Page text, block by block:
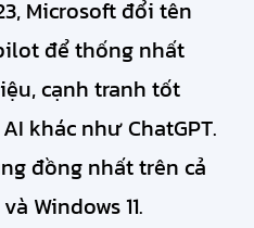
Microsoft đổi tên
để thống nhất
cạnh tranh tốt
khác như ChatGPT.
đồng nhất trên cả
Windows 11.